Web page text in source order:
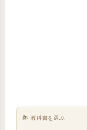
📚 教科書を選ぶ